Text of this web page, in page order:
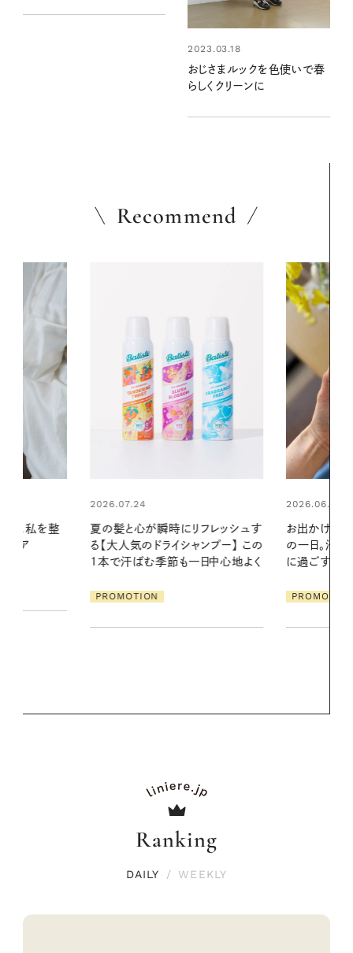
2023.03.18
おじさまルックを色使いで春
らしくクリーンに
Recommend
レッシュす
プー】 この
2026.06.01
お出かけ前のひと手間で変わる、夏
の一日。汗ばむ季節を「ごきげん」
に過ごす私の新習慣
PROMOTION
2026.07.21
リーとの重
Ranking
DAILY / WEEKLY